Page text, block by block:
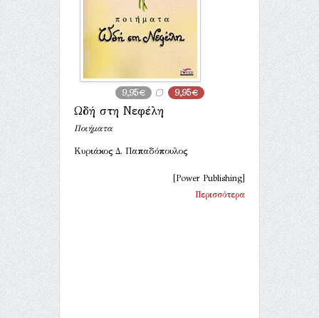
9,95€ 9,95€
Ωδή στη Νεφέλη
Ποιήματα
Κυριάκος Δ. Παπαδόπουλος
[Power Publishing]
Περισσότερα